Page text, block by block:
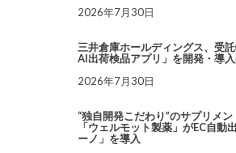
2026年7月30日
三井倉庫ホールディングス、受
AI出荷検品アプリ」を開発・導
2026年7月30日
“独自開発こだわり”のサプリメ
「ウェルモット製薬」がEC自動
ーノ」を導入